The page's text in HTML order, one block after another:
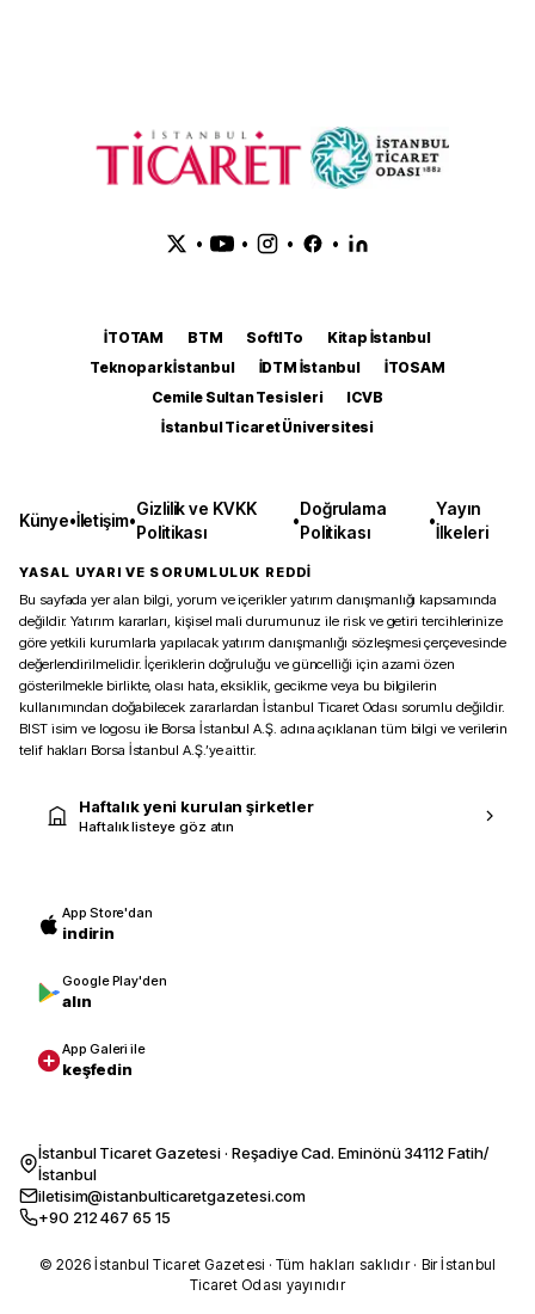
• • • •
İTOTAM BTM SoftITo
Kitap İstanbul
Teknopark İstanbul
İDTM İstanbul
İTOSAM
Cemile Sultan Tesisleri
ICVB
İstanbul Ticaret Üniversitesi
Künye•İletişim•
Gizlilik ve KVKK
Politikası
•
Doğrulama
Politikası
•
Yayın
İlkeleri
YASAL UYARI VE SORUMLULUK REDDİ
Bu sayfada yer alan bilgi, yorum ve içerikler yatırım danışmanlığı kapsamında
değildir. Yatırım kararları, kişisel mali durumunuz ile risk ve getiri tercihlerinize
göre yetkili kurumlarla yapılacak yatırım danışmanlığı sözleşmesi çerçevesinde
değerlendirilmelidir. İçeriklerin doğruluğu ve güncelliği için azami özen
gösterilmekle birlikte, olası hata, eksiklik, gecikme veya bu bilgilerin
kullanımından doğabilecek zararlardan İstanbul Ticaret Odası sorumlu değildir.
BIST isim ve logosu ile Borsa İstanbul A.Ş. adına açıklanan tüm bilgi ve verilerin
telif hakları Borsa İstanbul A.Ş.’ye aittir.
Haftalık yeni kurulan şirketler
Haftalık listeye göz atın
App Store'dan
indirin
Google Play'den
alın
App Galeri ile
keşfedin
İstanbul Ticaret Gazetesi · Reşadiye Cad. Eminönü 34112 Fatih/
İstanbul
iletisim@istanbulticaretgazetesi.com
+90 212 467 65 15
© 2026 İstanbul Ticaret Gazetesi · Tüm hakları saklıdır · Bir İstanbul
Ticaret Odası yayınıdır